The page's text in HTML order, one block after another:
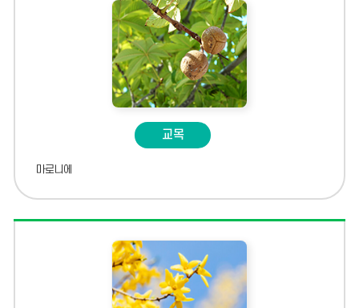
교목
마로니에